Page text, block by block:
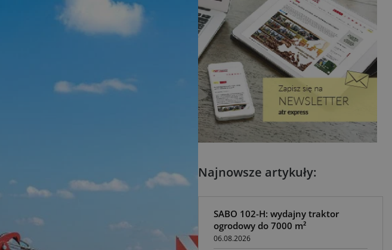
Najnowsze artykuły:
SABO 102-H: wydajny traktor
ogrodowy do 7000 m²
06.08.2026